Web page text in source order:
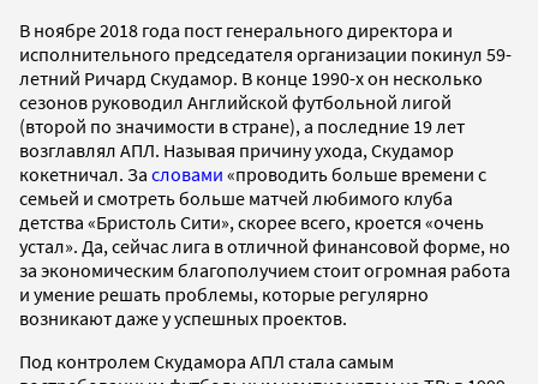
В ноябре 2018 года пост генерального директора и
исполнительного председателя организации покинул 59-
летний Ричард Скудамор. В конце 1990-х он несколько
сезонов руководил Английской футбольной лигой
(второй по значимости в стране), а последние 19 лет
возглавлял АПЛ. Называя причину ухода, Скудамор
кокетничал. За словами «проводить больше времени с
семьей и смотреть больше матчей любимого клуба
детства «Бристоль Сити», скорее всего, кроется «очень
устал». Да, сейчас лига в отличной финансовой форме, но
за экономическим благополучием стоит огромная работа
и умение решать проблемы, которые регулярно
возникают даже у успешных проектов.
Под контролем Скудамора АПЛ стала самым